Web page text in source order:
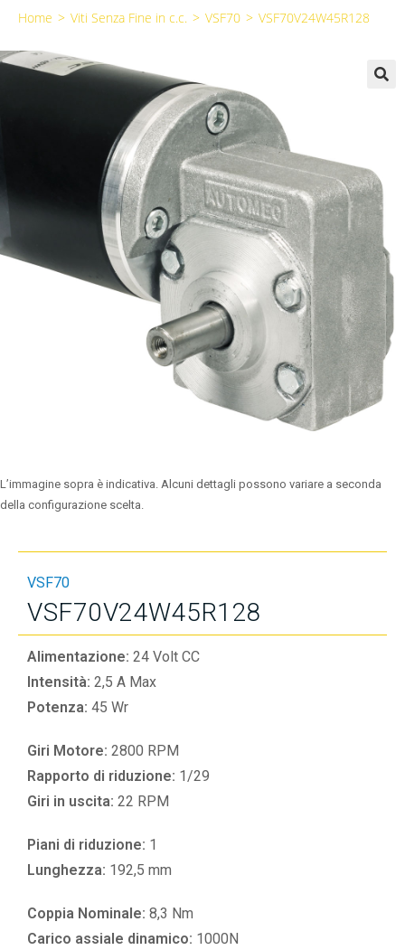
Home > Viti Senza Fine in c.c. > VSF70 > VSF70V24W45R128
L’immagine sopra è indicativa. Alcuni dettagli possono variare a seconda
della configurazione scelta.
VSF70
VSF70V24W45R128
Alimentazione: 24 Volt CC
Intensità: 2,5 A Max
Potenza: 45 Wr
Giri Motore: 2800 RPM
Rapporto di riduzione: 1/29
Giri in uscita: 22 RPM
Piani di riduzione: 1
Lunghezza: 192,5 mm
Coppia Nominale: 8,3 Nm
Carico assiale dinamico: 1000N